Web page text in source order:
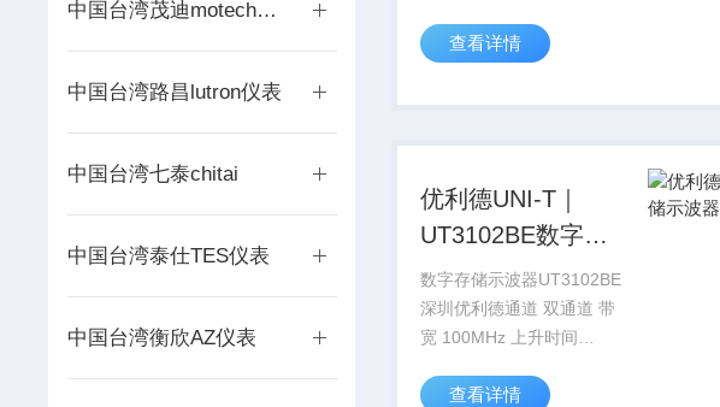
中国台湾茂迪motech电源
中国台湾路昌lutron仪表
中国台湾七泰chitai
中国台湾泰仕TES仪表
中国台湾衡欣AZ仪表
LCD、单色
查看详情
优利德UNI-T｜
UT3102BE数字存
储示波器
数字存储示波器UT3102BE
深圳优利德通道 双通道 带
宽 100MHz 上升时间
显示 LCD、单色
查看详情